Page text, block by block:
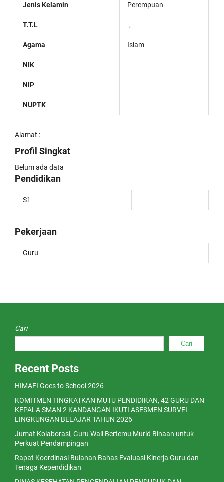
Jenis Kelamin Perempuan
T.T.L -, -
Agama Islam
NIK
NIP
NUPTK
Alamat :
Profil Singkat
Belum ada data
Pendidikan
S1
Pekerjaan
Guru
Cari
Cari
Recent Posts
HIMAFI Goes to School 2026
KOMITMEN TINGKATKAN MUTU PENDIDIKAN, 42 GURU DAN
KEPALA SMAN 2 KANDANGAN IKUTI ASESMEN SURVEI
LINGKUNGAN BELAJAR TAHUN 2026
Jumat Kolaborasi, Guru Wali Bertemu Murid Binaan untuk
Perkuat Pendampingan
Rapat Koordinasi Bulanan Bahas Evaluasi Kinerja Guru dan
Tenaga Kependidikan